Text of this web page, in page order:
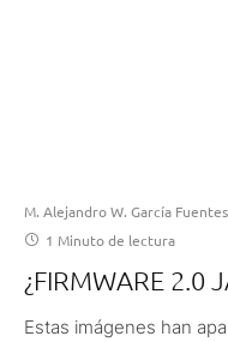
M. Alejandro W. García
1 Minuto de lectura
¿FIRMWARE 2.0
Estas imágenes han